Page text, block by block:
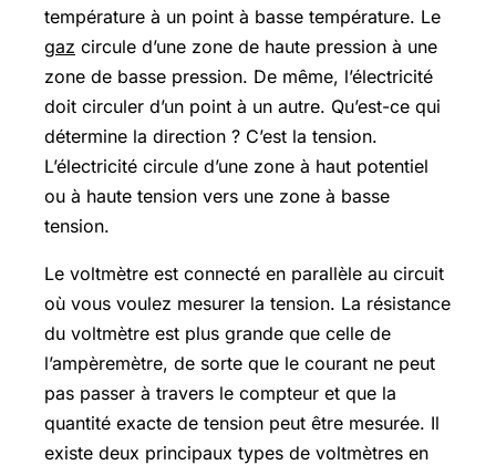
température à un point à basse température. Le
gaz circule d’une zone de haute pression à une
zone de basse pression. De même, l’électricité
doit circuler d’un point à un autre. Qu’est-ce qui
détermine la direction ? C’est la tension.
L’électricité circule d’une zone à haut potentiel
ou à haute tension vers une zone à basse
tension.
Le voltmètre est connecté en parallèle au circuit
où vous voulez mesurer la tension. La résistance
du voltmètre est plus grande que celle de
l’ampèremètre, de sorte que le courant ne peut
pas passer à travers le compteur et que la
quantité exacte de tension peut être mesurée. Il
existe deux principaux types de voltmètres en